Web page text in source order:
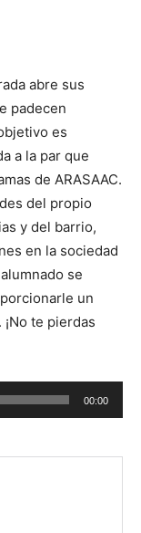
abre sus
padecen
es
a la par que
de ARASAAC.
del propio
y del barrio,
en la sociedad
se
un
te pierdas
00:00